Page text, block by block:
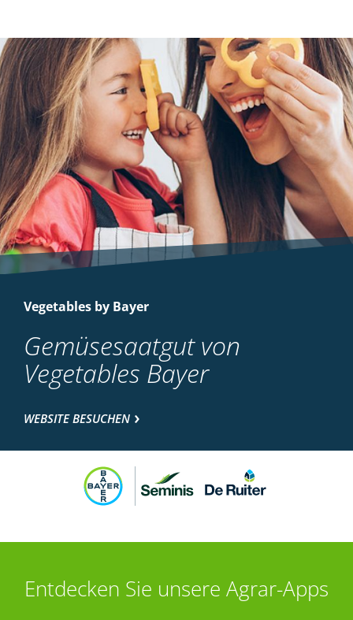
Vegetables by Bayer
Gemüsesaatgut von
Vegetables Bayer
WEBSITE BESUCHEN
Entdecken Sie unsere Agrar-Apps